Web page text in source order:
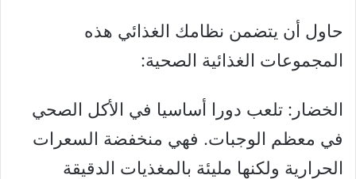
حاول أن يتضمن نظامك الغذائي هذه
المجموعات الغذائية الصحية:
الخضار: تلعب دورا أساسيا في الأكل الصحي
في معظم الوجبات. فهي منخفضة السعرات
الحرارية ولكنها مليئة بالمغذيات الدقيقة